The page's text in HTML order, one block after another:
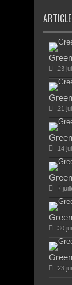
23
21
14
7
30
23